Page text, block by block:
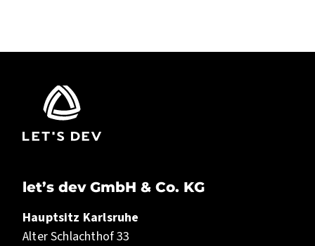
let’s dev GmbH & Co. KG
Hauptsitz Karlsruhe
Alter Schlachthof 33